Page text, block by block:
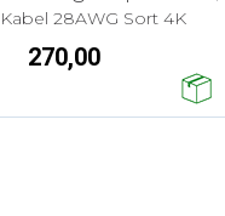
28AWG Sort 4K
270,00